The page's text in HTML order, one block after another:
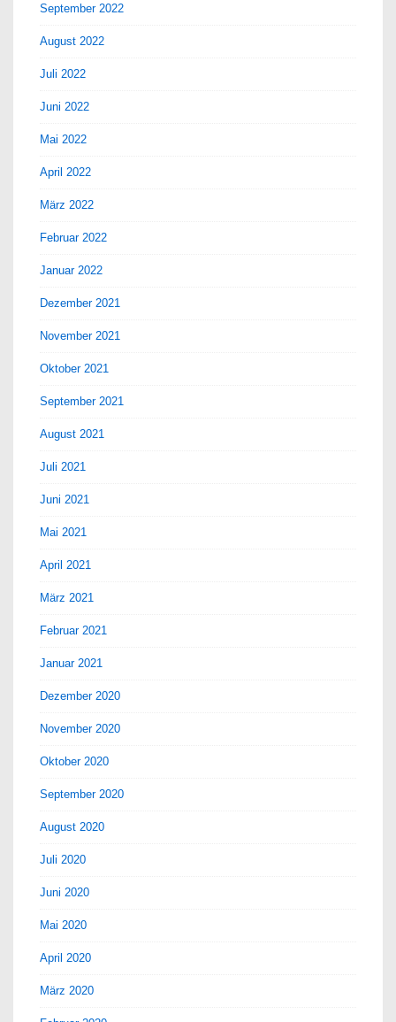
September 2022
August 2022
Juli 2022
Juni 2022
Mai 2022
April 2022
März 2022
Februar 2022
Januar 2022
Dezember 2021
November 2021
Oktober 2021
September 2021
August 2021
Juli 2021
Juni 2021
Mai 2021
April 2021
März 2021
Februar 2021
Januar 2021
Dezember 2020
November 2020
Oktober 2020
September 2020
August 2020
Juli 2020
Juni 2020
Mai 2020
April 2020
März 2020